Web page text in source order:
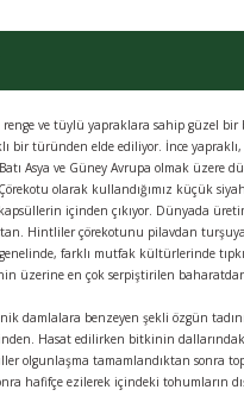
renge ve tüylü yapraklara sahip güzel
bir türünden elde ediliyor. İnce
Asya ve Güney Avrupa olmak üzere
olarak kullandığımız küçük
içinden çıkıyor. Dünyada
Hintliler çörekotunu pilavdan turşuya
farklı mutfak kültürlerinde
üzerine en çok serpiştirilen
damlalara benzeyen şekli özgün
Hasat edilirken bitkinin
olgunlaşma tamamlandıktan sonra
hafifçe ezilerek içindeki tohumların